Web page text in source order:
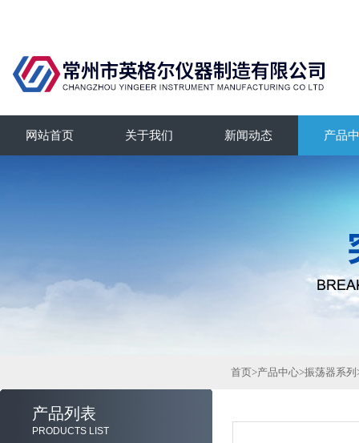
网站首页 关于我们 新闻动态 产品
产品列表
PRODUCTS LIST
首页>产品中心>振荡器系列